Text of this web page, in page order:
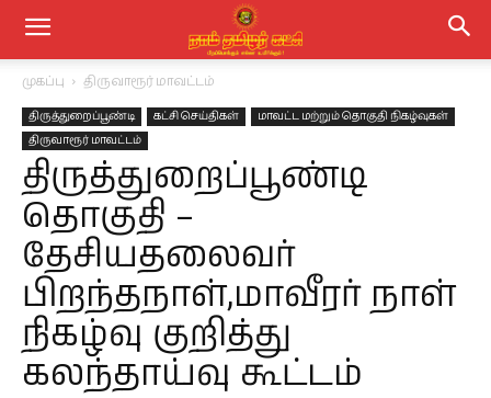
முகப்பு திருவாரூர் மாவட்டம்
திருத்துறைப்பூண்டி கட்சி செய்திகள்
மாவட்ட மற்றும் தொகுதி நிகழ்வுகள்
திருவாரூர் மாவட்டம்
திருத்துறைப்பூண்டி
தொகுதி –
தேசியதலைவர்
பிறந்தநாள்,மாவீரர் நாள்
நிகழ்வு குறித்து
கலந்தாய்வு கூட்டம்